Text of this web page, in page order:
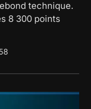
technique.
8 300 points